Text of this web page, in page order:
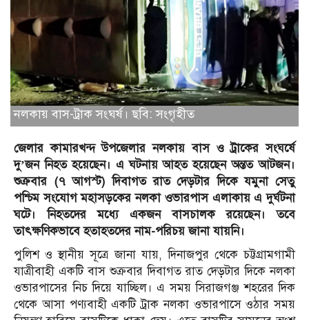
নলকায় বাস-ট্রাক সংঘর্ষ। ছবি: সংগৃহীত
জেলার কামারখন্দ উপজেলার নলকায় বাস ও ট্রাকের সংঘর্ষে
দু’জন নিহত হয়েছেন। এ ঘটনায় আহত হয়েছেন অন্তত আটজন।
শুক্রবার (৭ আগস্ট) দিবাগত রাত দেড়টার দিকে যমুনা সেতু
পশ্চিম সংযোগ মহাসড়কের নলকা ওভারপাস এলাকায় এ দুর্ঘটনা
ঘটে।নিহতদের মধ্যে একজন বাসচালক রয়েছেন। তবে
তাৎক্ষণিকভাবে হতাহতদের নাম-পরিচয় জানা যায়নি।
পুলিশ ও স্থানীয় সূত্রে জানা যায়, দিনাজপুর থেকে চট্টগ্রামগামী
যাত্রীবাহী একটি বাস শুক্রবার দিবাগত রাত দেড়টার দিকে নলকা
ওভারপাসের নিচ দিয়ে যাচ্ছিল। এ সময় সিরাজগঞ্জ শহরের দিক
থেকে আসা পণ্যবাহী একটি ট্রাক নলকা ওভারপাসে ওঠার সময়